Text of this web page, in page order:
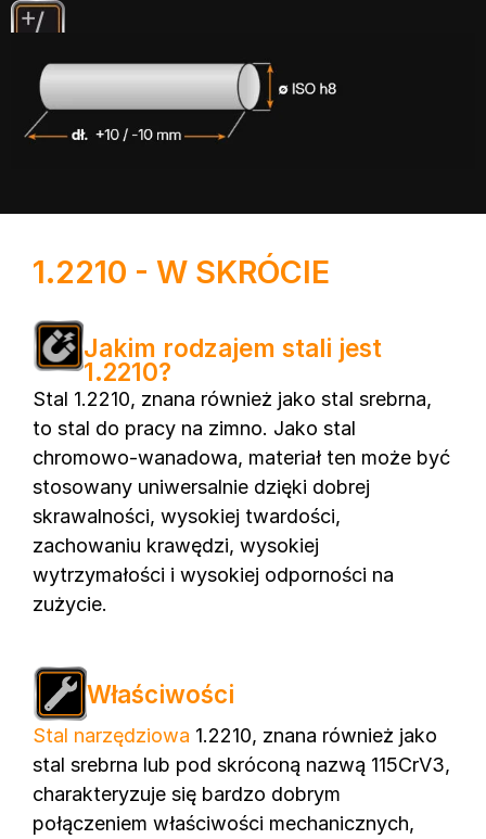
1.2210 - W SKRÓCIE
Jakim rodzajem stali jest
1.2210?
Stal 1.2210, znana również jako stal srebrna,
to stal do pracy na zimno. Jako stal
chromowo-wanadowa, materiał ten może być
stosowany uniwersalnie dzięki dobrej
skrawalności, wysokiej twardości,
zachowaniu krawędzi, wysokiej
wytrzymałości i wysokiej odporności na
zużycie.
Właściwości
Stal narzędziowa 1.2210, znana również jako
stal srebrna lub pod skróconą nazwą 115CrV3,
charakteryzuje się bardzo dobrym
połączeniem właściwości mechanicznych,